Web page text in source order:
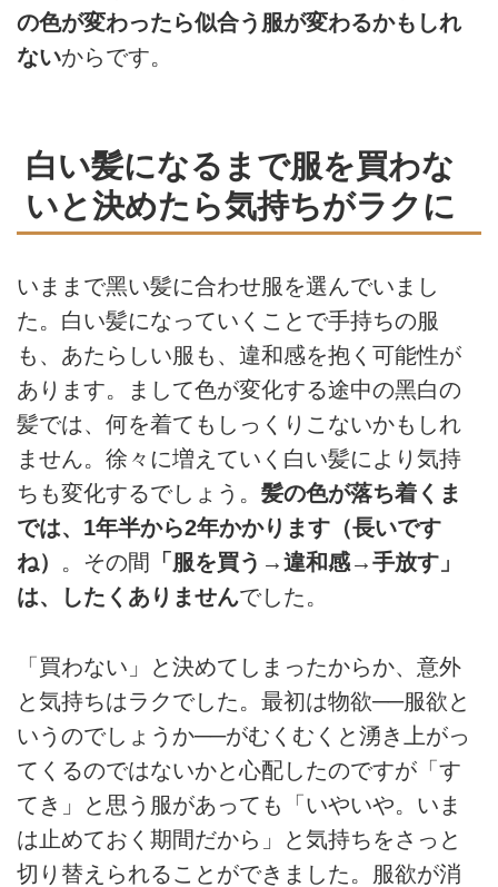
の⾊が変わったら似合う服が変わるかもしれ
ないからです。
白い髪になるまで服を買わな
いと決めたら気持ちがラクに
いままで⿊い髪に合わせ服を選んでいまし
た。⽩い髪になっていくことで⼿持ちの服
も、あたらしい服も、違和感を抱く可能性が
あります。まして⾊が変化する途中の⿊⽩の
髪では、何を着てもしっくりこないかもしれ
ません。徐々に増えていく⽩い髪により気持
ちも変化するでしょう。 髪の⾊が落ち着くま
では、1年半から2年かかります（⻑いです
ね） 。その間
「服を買う→違和感→⼿放す」
は、したくありませんでした。
「買わない」と決めてしまったからか、意外
と気持ちはラクでした。最初は物欲──服欲と
いうのでしょうか──がむくむくと湧き上がっ
てくるのではないかと⼼配したのですが「す
てき」と思う服があっても「いやいや。いま
は⽌めておく期間だから」と気持ちをさっと
切り替えられることができました。服欲が消